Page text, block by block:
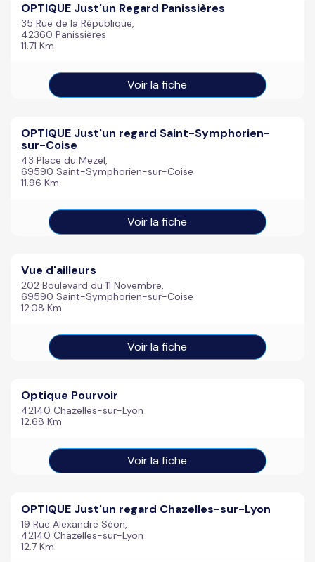
OPTIQUE Just'un Regard Panissières
35 Rue de la République,
42360 Panissières
11.71 Km
Voir la fiche
OPTIQUE Just'un regard Saint-Symphorien-
sur-Coise
43 Place du Mezel,
69590 Saint-Symphorien-sur-Coise
11.96 Km
Voir la fiche
Vue d'ailleurs
202 Boulevard du 11 Novembre,
69590 Saint-Symphorien-sur-Coise
12.08 Km
Voir la fiche
Optique Pourvoir
42140 Chazelles-sur-Lyon
12.68 Km
Voir la fiche
OPTIQUE Just'un regard Chazelles-sur-Lyon
19 Rue Alexandre Séon,
42140 Chazelles-sur-Lyon
12.7 Km